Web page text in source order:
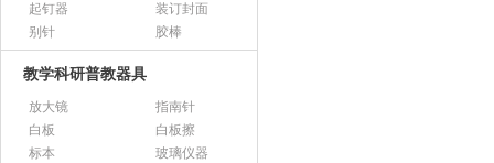
起钉器
装订封面
别针
胶棒
教学科研普教器具
放大镜
指南针
白板
白板擦
标本
玻璃仪器